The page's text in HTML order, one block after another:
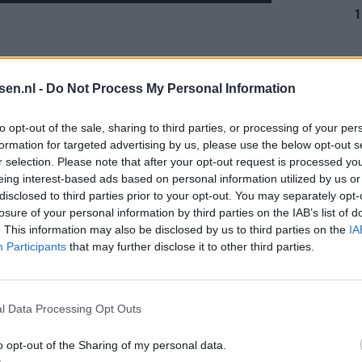
- Do Not Process My Personal Information
opt-out of the sale, sharing to third parties, or processing of your
for targeted advertising by us, please use the below opt-out
selection. Please note that after your opt-out request is processed
interest-based ads based on personal information utilized by us
to third parties prior to your opt-out. You may separately
of your personal information by third parties on the IAB’s list of
This information may also be disclosed by us to third parties on the
Participants that may further disclose it to other third parties.
Data Processing Opt Outs
opt-out of the Sharing of my personal data.
Hij was het tegenovergestelde van een vedette.
(1967-1977), waarin hij onder meer ook de
Daarna volgden onder meer Go Ahead Eagles,
voetbal trouw, als assistent en hoofdtrainer. Maar
ene moment uit 1970 bleef hem achtervolgen.
“Want ik ben door één doelpunt bekender